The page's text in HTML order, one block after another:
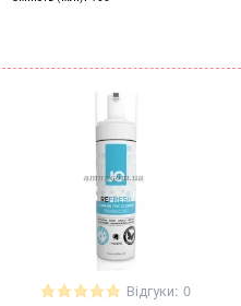
Відгуки: 0